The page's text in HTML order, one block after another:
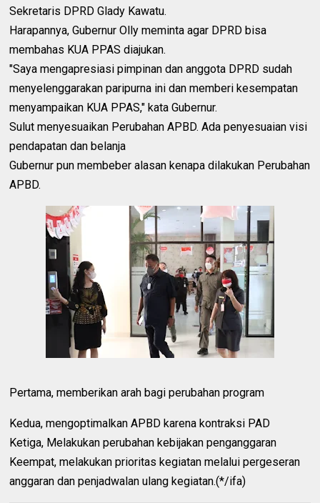
Sekretaris DPRD Glady Kawatu.
Harapannya, Gubernur Olly meminta agar DPRD bisa
membahas KUA PPAS diajukan.
"Saya mengapresiasi pimpinan dan anggota DPRD sudah
menyelenggarakan paripurna ini dan memberi kesempatan
menyampaikan KUA PPAS," kata Gubernur.
Sulut menyesuaikan Perubahan APBD. Ada penyesuaian visi
pendapatan dan belanja
Gubernur pun membeber alasan kenapa dilakukan Perubahan
APBD.
Pertama, memberikan arah bagi perubahan program
Kedua, mengoptimalkan APBD karena kontraksi PAD
Ketiga, Melakukan perubahan kebijakan penganggaran
Keempat, melakukan prioritas kegiatan melalui pergeseran
anggaran dan penjadwalan ulang kegiatan.(*/ifa)